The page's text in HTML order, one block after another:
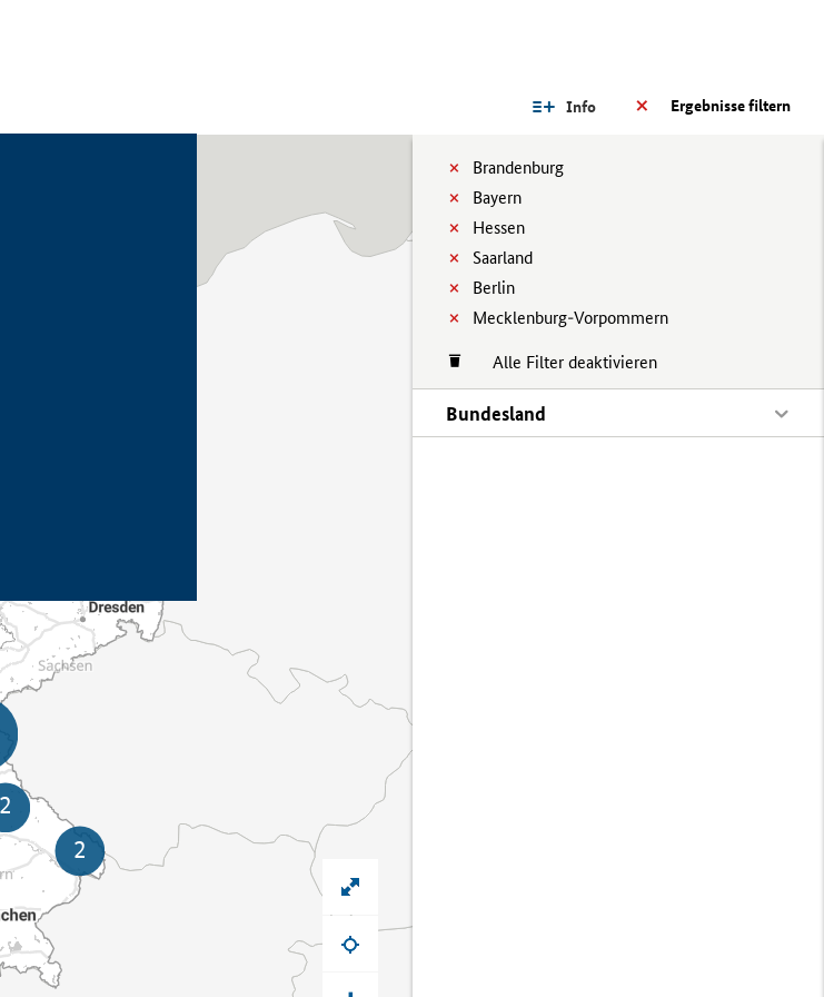
Ergebnisse filtern
Info
Brandenburg
Bayern
Hessen
Saarland
Berlin
Mecklenburg-Vorpommern
Alle Filter deaktivieren
Bundesland